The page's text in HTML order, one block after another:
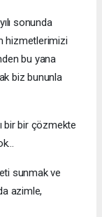
sonunda
hizmetlerimizi
bu yana
biz bununla
bir bir çözmekte
sunmak ve
azimle,